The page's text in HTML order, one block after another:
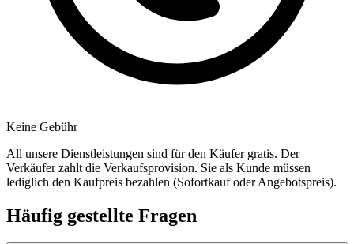
Keine Gebühr
All unsere Dienstleistungen sind für den Käufer gratis. Der
Verkäufer zahlt die Verkaufsprovision. Sie als Kunde müssen
lediglich den Kaufpreis bezahlen (Sofortkauf oder Angebotspreis).
Häufig gestellte Fragen